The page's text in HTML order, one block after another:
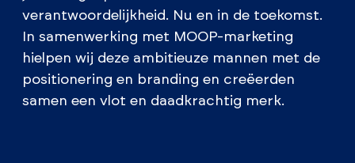
verantwoordelijkheid. Nu en in de toekomst.
In samenwerking met MOOP-marketing
hielpen wij deze ambitieuze mannen met de
positionering en branding en creëerden
samen een vlot en daadkrachtig merk.